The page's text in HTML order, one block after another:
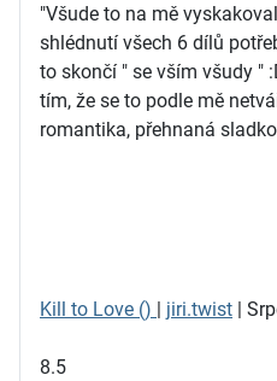
"Všude to na mě
shlédnutí všech 6 dílů
to skončí " se vším všudy "
tím, že se to podle mě
romantika, přehnaná
Kill to Love () | jiri.twist |
8.5